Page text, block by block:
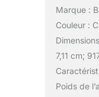
Marque :
Couleur :
7,11 cm;
Poids de